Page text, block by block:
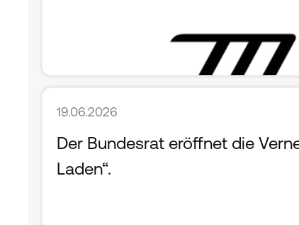
19.06.2026
Der Bundesrat eröffnet die
Laden“.